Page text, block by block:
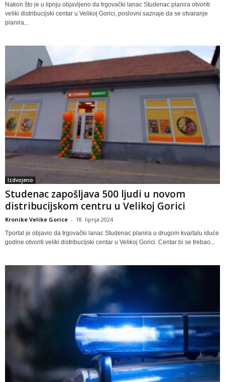
Nakon što je u lipnju objavljeno da trgovački lanac Studenac planira otvoriti
veliki distribucijski centar u Velikoj Gorici, poslovni saznaje da se otvaranje
planira...
Izdvojeno
Studenac zapošljava 500 ljudi u novom
distribucijskom centru u Velikoj Gorici
Kronike Velike Gorice - 18. lipnja 2024
Tportal je objavio da trgovački lanac Studenac planira u drugom kvartalu iduće
godine otvoriti veliki distribucijski centar u Velikoj Gorici. Centar bi se trebao...